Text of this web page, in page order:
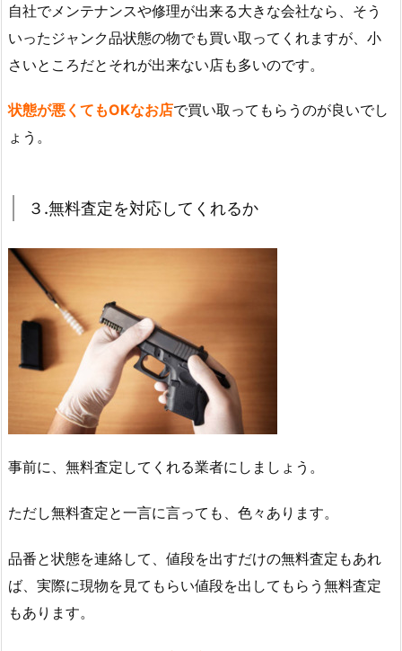
自社でメンテナンスや修理が出来る大きな会社なら、そう
いったジャンク品状態の物でも買い取ってくれますが、小
さいところだとそれが出来ない店も多いのです。
状態が悪くてもOKなお店で買い取ってもらうのが良いでし
ょう。
３.無料査定を対応してくれるか
事前に、無料査定してくれる業者にしましょう。
ただし無料査定と一言に言っても、色々あります。
品番と状態を連絡して、値段を出すだけの無料査定もあれ
ば、実際に現物を見てもらい値段を出してもらう無料査定
もあります。